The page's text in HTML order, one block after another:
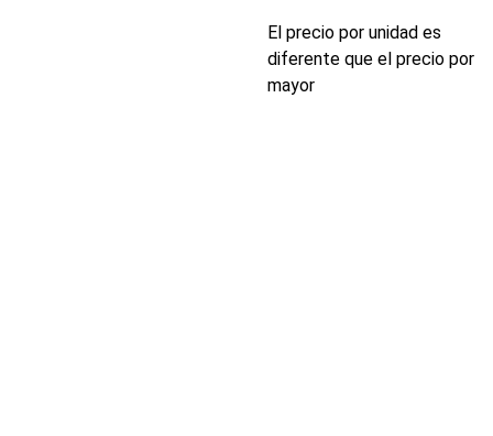
El precio por unidad es
diferente que el precio por
mayor